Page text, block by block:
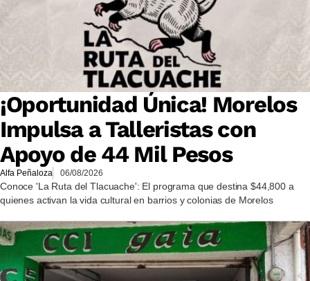
¡Oportunidad Única! Morelos
Impulsa a Talleristas con
Apoyo de 44 Mil Pesos
Alfa Peñaloza 06/08/2026
Conoce 'La Ruta del Tlacuache': El programa que destina $44,800 a
quienes activan la vida cultural en barrios y colonias de Morelos